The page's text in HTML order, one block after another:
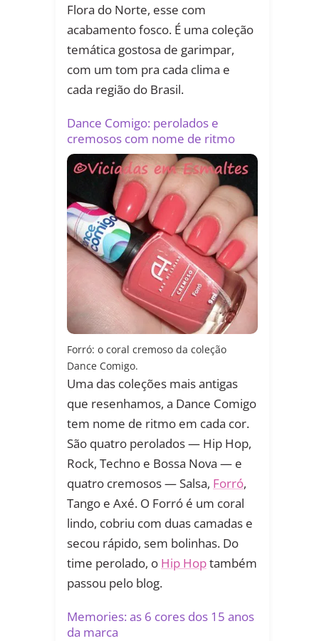
Flora do Norte, esse com
acabamento fosco. É uma coleção
temática gostosa de garimpar,
com um tom pra cada clima e
cada região do Brasil.
Dance Comigo: perolados e
cremosos com nome de ritmo
Forró: o coral cremoso da coleção
Dance Comigo.
Uma das coleções mais antigas
que resenhamos, a Dance Comigo
tem nome de ritmo em cada cor.
São quatro perolados — Hip Hop,
Rock, Techno e Bossa Nova — e
quatro cremosos — Salsa, Forró,
Tango e Axé. O Forró é um coral
lindo, cobriu com duas camadas e
secou rápido, sem bolinhas. Do
time perolado, o Hip Hoptambém
passou pelo blog.
Memories: as 6 cores dos 15 anos
da marca